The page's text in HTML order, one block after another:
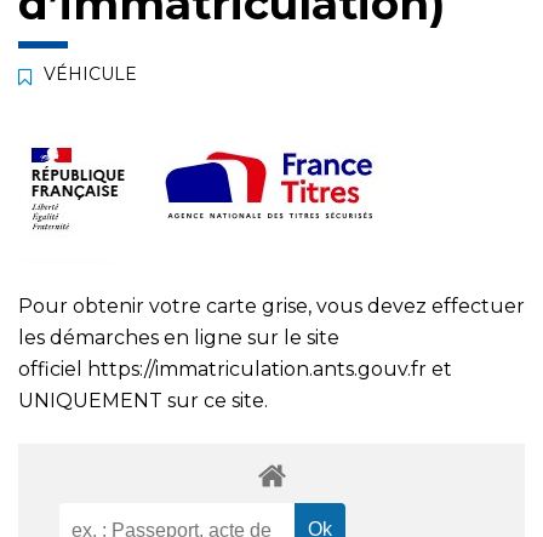
VÉHICULE
Pour obtenir votre carte grise, vous devez effectuer
les démarches en ligne sur le site
officiel
https://immatriculation.ants.gouv.fr et
UNIQUEMENT sur ce site.